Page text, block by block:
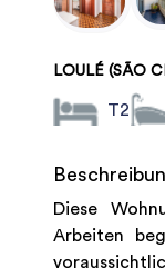
LOULÉ (SÃO
T2
Diese
Arbeiten